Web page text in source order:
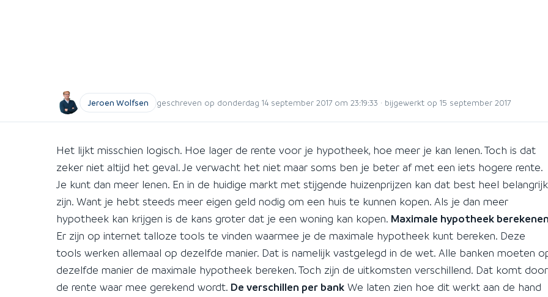
Jeroen Wolfsen geschreven op donderdag 14 september 2017 om 23:19:33 · bijgewerkt op 15 september 2017
Het lijkt misschien logisch. Hoe lager de rente voor je hypotheek, hoe meer je kan lenen. Toch is dat
zeker niet altijd het geval. Je verwacht het niet maar soms ben je beter af met een iets hogere rente.
Je kunt dan meer lenen. En in de huidige markt met stijgende huizenprijzen kan dat best heel belangrijk
zijn. Want je hebt steeds meer eigen geld nodig om een huis te kunnen kopen. Als je dan meer
hypotheek kan krijgen is de kans groter dat je een woning kan kopen. Maximale hypotheek
Er zijn op internet talloze tools te vinden waarmee je de maximale hypotheek kunt bereken. Deze
tools werken allemaal op dezelfde manier. Dat is namelijk vastgelegd in de wet. Alle banken moeten
dezelfde manier de maximale hypotheek bereken. Toch zijn de uitkomsten verschillend. Dat komt door
de rente waar mee gerekend wordt. De verschillen per bank We laten zien hoe dit werkt aan de hand